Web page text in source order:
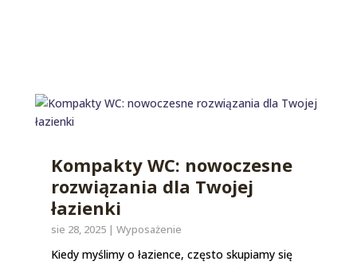
Kompakty WC: nowoczesne
rozwiązania dla Twojej
łazienki
sie 28, 2025| Wyposażenie
Kiedy myślimy o łazience, często skupiamy się